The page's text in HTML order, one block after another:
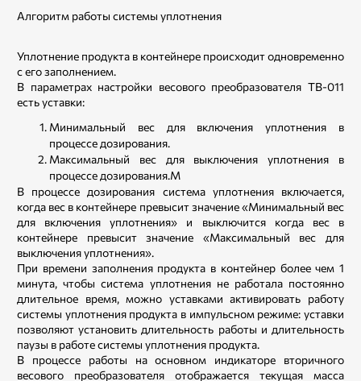
Алгоритм работы системы уплотнения
Уплотнение продукта в контейнере происходит одновременно
с его заполнением.
В параметрах настройки весового преобразователя ТВ-011
есть уставки:
Минимальный вес для включения уплотнения в
процессе дозирования.
Максимальный вес для выключения уплотнения в
процессе дозирования.М
В процессе дозирования система уплотнения включается,
когда вес в контейнере превысит значение «Минимальный вес
для включения уплотнения» и выключится когда вес в
контейнере превысит значение «Максимальный вес для
выключения уплотнения».
При времени заполнения продукта в контейнер более чем 1
минута, чтобы система уплотнения не работала постоянно
длительное время, можно уставками активировать работу
системы уплотнения продукта в импульсном режиме: уставки
позволяют установить длительность работы и длительность
паузы в работе системы уплотнения продукта.
В процессе работы на основном индикаторе вторичного
весового преобразователя отображается текущая масса